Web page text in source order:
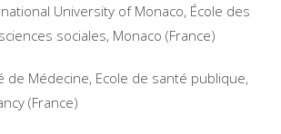
University of Monaco, École des
sociales, Monaco (France)
de Médecine, Ecole de santé publique,
(France)